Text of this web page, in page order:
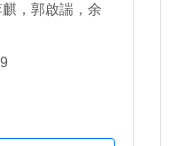
，郭啟諯，余
理)，段復初，